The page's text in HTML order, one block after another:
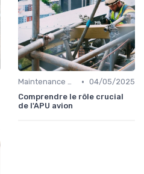
Maintenance & Entretien • 04/05/2025
Comprendre le rôle crucial
de l'APU avion